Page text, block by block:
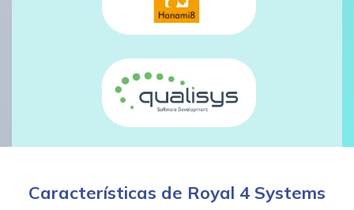
Características de Royal 4 Systems